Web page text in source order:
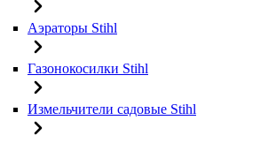
Аэраторы Stihl
Газонокосилки Stihl
Измельчители садовые Stihl